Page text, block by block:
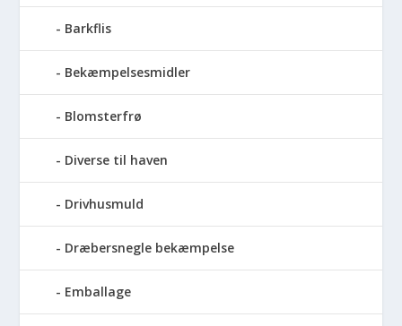
Barkflis
Bekæmpelsesmidler
Blomsterfrø
Diverse til haven
Drivhusmuld
Dræbersnegle bekæmpelse
Emballage